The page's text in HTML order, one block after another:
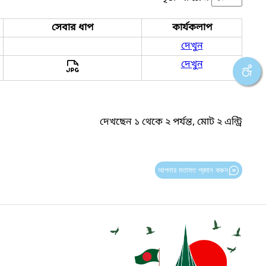
সেবার ধাপ
কার্যকলাপ
দেখুন
দেখুন
দেখছেন ১ থেকে ২ পর্যন্ত, মোট ২ এন্ট্রি
আপনার মতামত প্রদান করুন